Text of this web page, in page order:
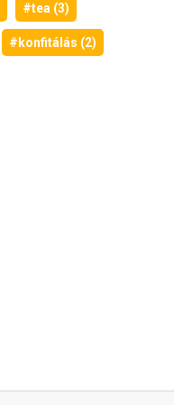
#tea (3)
#konfitálás (2)